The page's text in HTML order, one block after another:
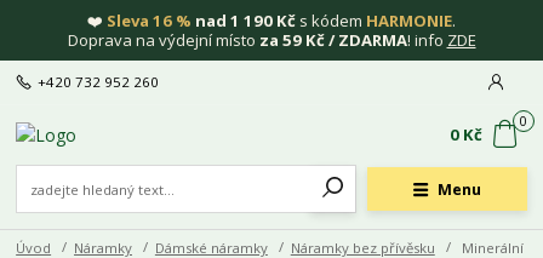
❤️ Sleva 16 % nad 1 190 Kč s kódem HARMONIE.
Doprava na výdejní místo za 59 Kč / ZDARMA! info ZDE
Menu
+420 732 952 260
0
0 Kč
Úvod Náramky Dámské náramky Náramky bez přívěsku
Minerální